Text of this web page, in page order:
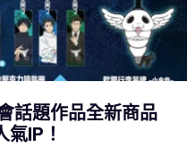
話題作品全新商品
IP！